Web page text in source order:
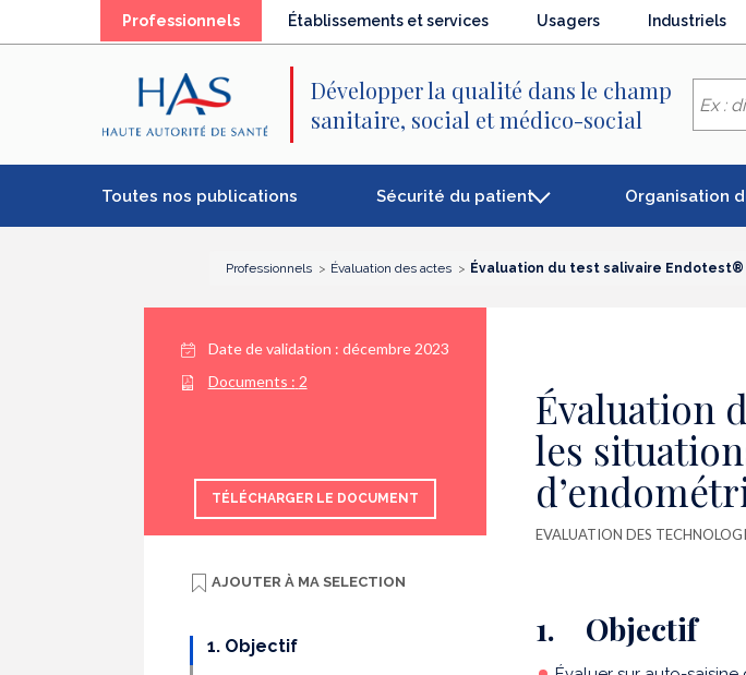
Professionnels(élémentÉtablissements et services Usagers Industriels
Développer la qualité dans le champ
sanitaire, social et médico-social
Toutes nos publications Sécurité du patient Organisation
Professionnels Évaluation des actes Évaluation du test salivaire
Date de validation : décembre 2023
Documents : 2
TÉLÉCHARGER LE DOCUMENT
AJOUTER À MA SELECTION
1. Objectif
Évaluation
les
EVALUATION DES
1. Objectif